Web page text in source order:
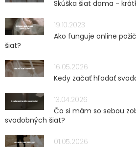
Skúška šiat doma -
19.10.2023
Ako funguje online
šiat?
16.05.2026
Kedy začať hľadať
13.04.2026
Čo si mám so sebou
svadobných šiat?
01.05.2026